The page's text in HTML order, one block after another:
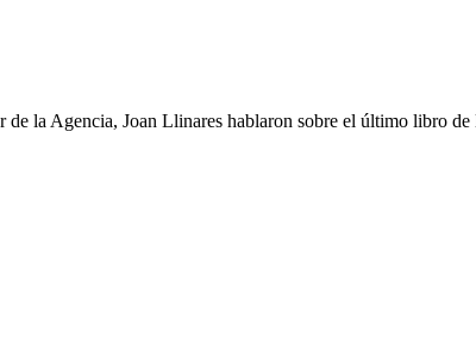
la Agencia, Joan Llinares hablaron sobre el último libro